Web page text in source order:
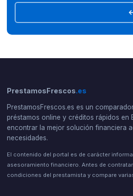
PrestamosFrescos.es
PrestamosFrescos.es es un
préstamos online y créditos rápidos en
encontrar la mejor solución financiera
necesidades.
El contenido del portal es de carácter
asesoramiento financiero. Antes de
condiciones del prestamista y compare